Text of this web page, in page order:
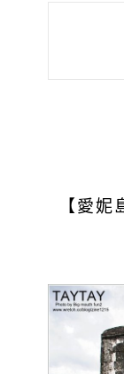
【愛